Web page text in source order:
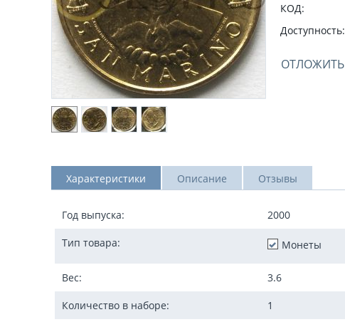
КОД:
Доступность:
ОТЛОЖИТЬ
Характеристики Описание Отзывы
Год выпуска: 2000
Тип товара: Монеты
Вес: 3.6
Количество в наборе: 1